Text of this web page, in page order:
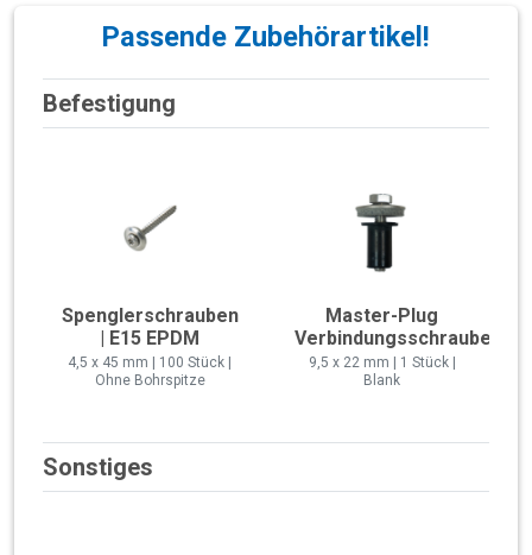
Passende Zubehörartikel!
Befestigung
Spenglerschrauben
| E15 EPDM
4,5 x 45 mm | 100 Stück |
Ohne Bohrspitze
Master-Plug
Verbindungsschraube
9,5 x 22 mm | 1 Stück |
Blank
Sonstiges